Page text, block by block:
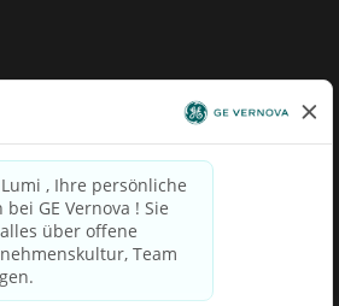
Kandidaten
(Relatório de Transparência